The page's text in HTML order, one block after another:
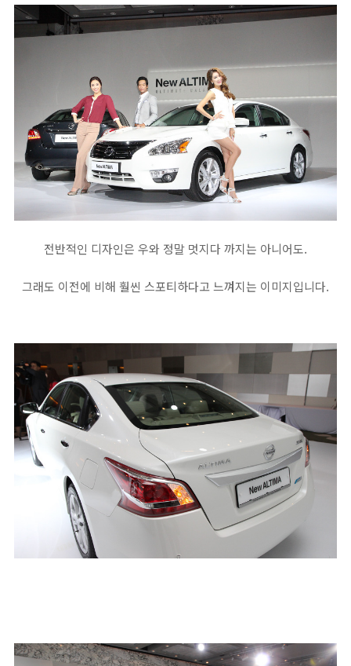
전반적인 디자인은 우와 정말 멋지다 까지는 아니어도.
그래도 이전에 비해 훨씬 스포티하다고 느껴지는 이미지입니다.